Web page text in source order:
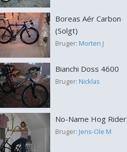
Boreas Aér Carbon
(Solgt)
Bruger: Morten J
Bianchi Doss 4600
Bruger: Nicklas
No-Name Hog Rider
Bruger: Jens-Ole M